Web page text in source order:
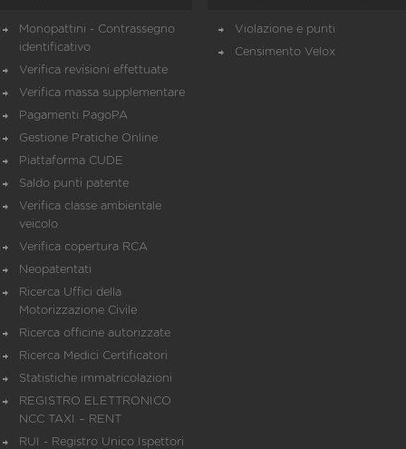
Monopattini - Contrassegno
identificativo
Verifica revisioni effettuate
Verifica massa supplementare
Pagamenti PagoPA
Gestione Pratiche Online
Piattaforma CUDE
Saldo punti patente
Verifica classe ambientale
veicolo
Verifica copertura RCA
Neopatentati
Ricerca Uffici della
Motorizzazione Civile
Ricerca officine autorizzate
Ricerca Medici Certificatori
Statistiche immatricolazioni
REGISTRO ELETTRONICO
NCC TAXI – RENT
RUI - Registro Unico Ispettori
Violazione e punti
Censimento Velox